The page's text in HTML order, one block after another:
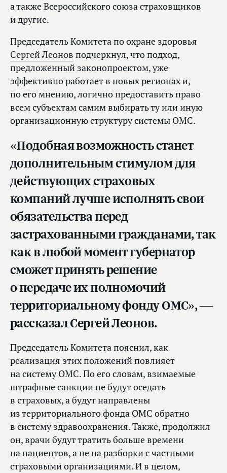
а также Всероссийского союза страховщиков
и другие.
Председатель Комитета по охране здоровья
Сергей Леонов подчеркнул, что подход,
предложенный законопроектом, уже
эффективно работает в новых регионах и,
по его мнению, логично предоставить право
всем субъектам самим выбирать ту или иную
организационную структуру системы ОМС.
«Подобная возможность станет
дополнительным стимулом для
действующих страховых
компаний лучше исполнять свои
обязательства перед
застрахованными гражданами, так
как в любой момент губернатор
сможет принять решение
о передаче их полномочий
территориальному фонду ОМС», —
рассказал Сергей Леонов.
Председатель Комитета пояснил, как
реализация этих положений повлияет
на систему ОМС. По его словам, взимаемые
штрафные санкции не будут оседать
в страховых, а будут направлены
из территориального фонда ОМС обратно
в систему здравоохранения. Также, продолжил
он, врачи будут тратить больше времени
на пациентов, а не на разборки с частными
страховыми организациями. И в целом,